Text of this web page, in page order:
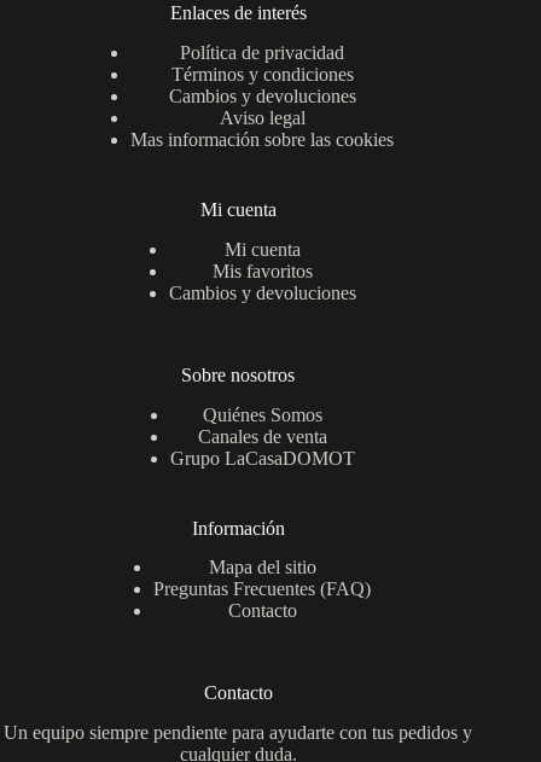
Enlaces de interés
Política de privacidad
Términos y condiciones
Cambios y devoluciones
Aviso legal
Mas información sobre las cookies
Mi cuenta
Mi cuenta
Mis favoritos
Cambios y devoluciones
Sobre nosotros
Quiénes Somos
Canales de venta
Grupo LaCasaDOMOT
Información
Mapa del sitio
Preguntas Frecuentes (FAQ)
Contacto
Contacto
Un equipo siempre pendiente para ayudarte con tus pedidos y
cualquier duda.